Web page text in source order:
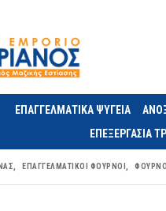
ΕΠΑΓΓΕΛΜΑΤΙΚΑ ΨΥΓΕΙΑ
ΕΠΕΞΕΡΓΑΣΙΑ
ΕΠΑΓΓΕΛΜΑΤΙΚΟΊ ΦΟΎΡΝΟΙ